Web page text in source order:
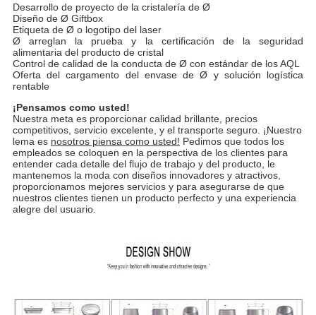
Desarrollo de proyecto de la cristalería de Ø
Diseño de Ø Giftbox
Etiqueta de Ø o logotipo del laser
Ø arreglan la prueba y la certificación de la seguridad
alimentaria del producto de cristal
Control de calidad de la conducta de Ø con estándar de los AQL
Oferta del cargamento del envase de Ø y solución logística
rentable
¡Pensamos como usted!
Nuestra meta es proporcionar calidad brillante, precios
competitivos, servicio excelente, y el transporte seguro. ¡Nuestro
lema es nosotros piensa como usted! Pedimos que todos los
empleados se coloquen en la perspectiva de los clientes para
entender cada detalle del flujo de trabajo y del producto, le
mantenemos la moda con diseños innovadores y atractivos,
proporcionamos mejores servicios y para asegurarse de que
nuestros clientes tienen un producto perfecto y una experiencia
alegre del usuario.